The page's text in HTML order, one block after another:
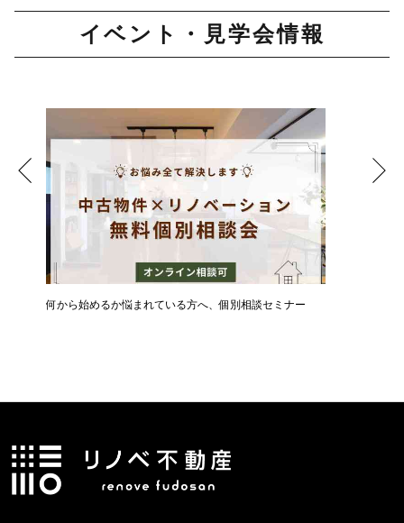
イベント・見学会情報
何から始めるか悩まれている方へ、個別相談セミナー